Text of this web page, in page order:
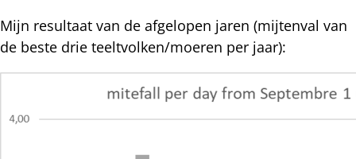
Mijn resultaat van de afgelopen jaren (mijtenval van
de beste drie teeltvolken/moeren per jaar):